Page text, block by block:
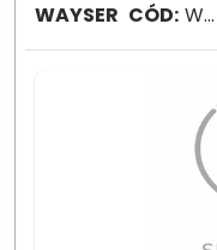
WAYSER CÓD: WS
V0